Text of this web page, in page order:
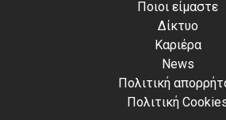
Ποιοι είμαστε
Δίκτυο
Καριέρα
News
Πολιτική
Πολιτική